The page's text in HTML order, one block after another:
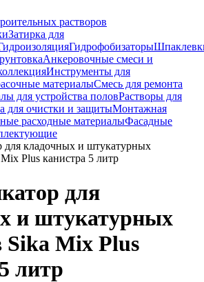
растворов
Затирка для
Гидрофобизаторы
Анкеровочные смеси и
Инструменты для
материалыСмесь для ремонта
для устройства половРастворы для
для очистки и защитыМонтажная
расходные материалыФасадные
для кладочных и штукатурных
Plus канистра 5 литр
для
и штукатурных
Sika Mix Plus
литр